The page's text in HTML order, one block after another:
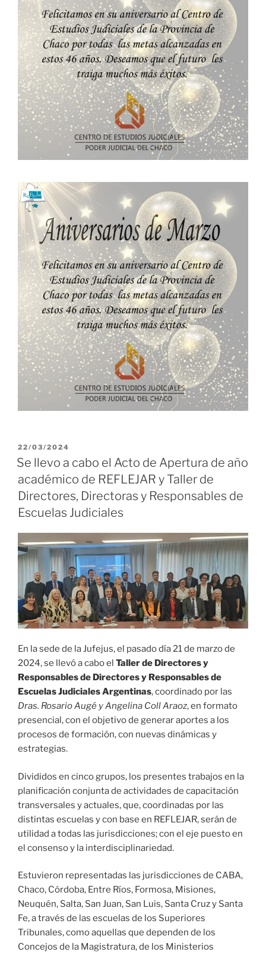
PUBLICADO
EL
22/03/2024
Se llevo a cabo el Acto de Apertura de año
académico de REFLEJAR y Taller de
Directores, Directoras y Responsables de
Escuelas Judiciales
En la sede de la Jufejus, el pasado día 21 de marzo de
2024, se llevó a cabo el Taller de Directores y
Responsables de Directores y Responsables de
Escuelas Judiciales Argentinas, coordinado por las
Dras. Rosario Augé y Angelina Coll Araoz, en formato
presencial, con el objetivo de generar aportes a los
procesos de formación, con nuevas dinámicas y
estrategias.
Divididos en cinco grupos, los presentes trabajos en la
planificación conjunta de actividades de capacitación
transversales y actuales, que, coordinadas por las
distintas escuelas y con base en REFLEJAR, serán de
utilidad a todas las jurisdicciones; con el eje puesto en
el consenso y la interdisciplinariedad.
Estuvieron representadas las jurisdicciones de CABA,
Chaco, Córdoba, Entre Ríos, Formosa, Misiones,
Neuquén, Salta, San Juan, San Luis, Santa Cruz y Santa
Fe, a través de las escuelas de los Superiores
Tribunales, como aquellas que dependen de los
Concejos de la Magistratura, de los Ministerios